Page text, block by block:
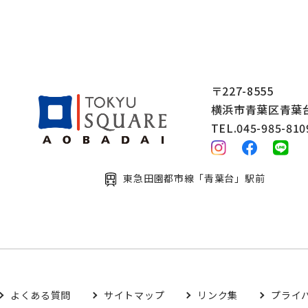
〒227-8555
横浜市青葉区青
TEL.045-985-
東急田園都市線「青葉台」駅前
よくある質問 サイトマップ リンク集 プライ